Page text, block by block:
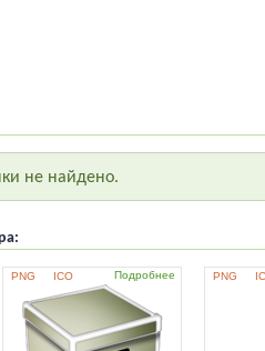
не найдено.
PNG ICO Подробнее PNG